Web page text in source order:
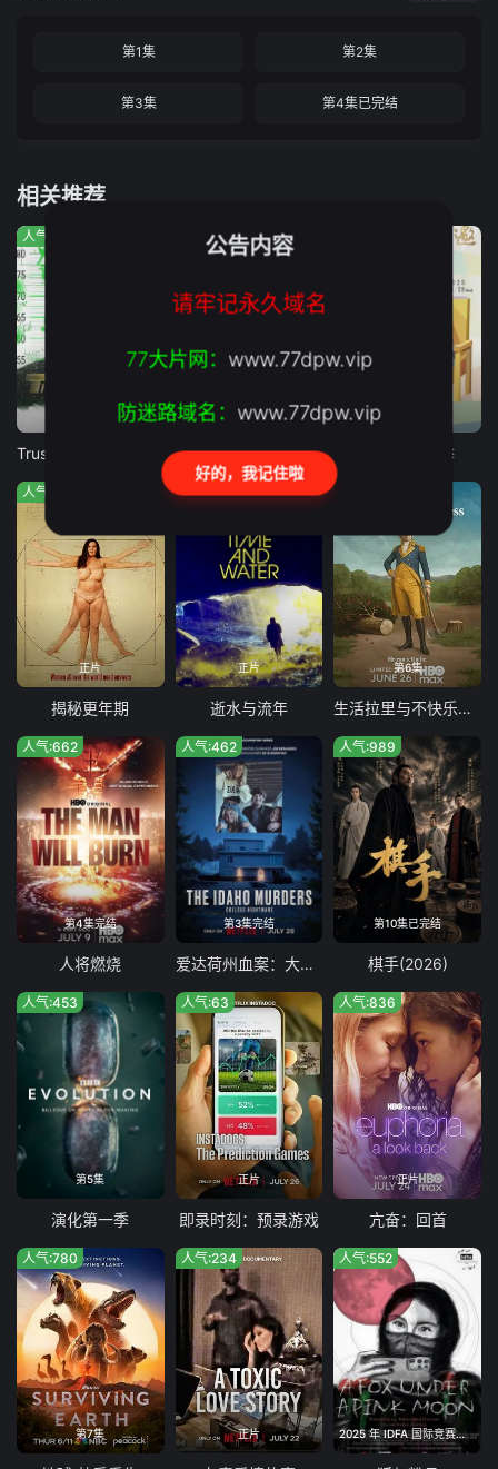
第1集 第2集
第3集 第4集已完结
相关推荐
人气:790
正片
人气:296
鸡肉帝国：快餐阴谋 十三邀第九季
正片
人气:667
揭秘更年期
正片
人气:813
逝水与流年
第6集
生活拉里与不快乐的追求 一部美国史
第4集完结
人气:662
人将燃烧
第3集完结
人气:462
爱达荷州血案：大学梦魇
第10集已完结
人气:989
棋手(2026)
第5集
人气:453
演化第一季
正片
人气:63
即录时刻：预录游戏
正片
人气:836
亢奋：回首
第7集
人气:780
正片
人气:234
2025 年 IDFA 国际竞赛单元最佳影片
人气:552
公告内容
请牢记永久域名
77大片网： www.77dpw.vip
防迷路域名： www.77dpw.vip
好的，我记住啦